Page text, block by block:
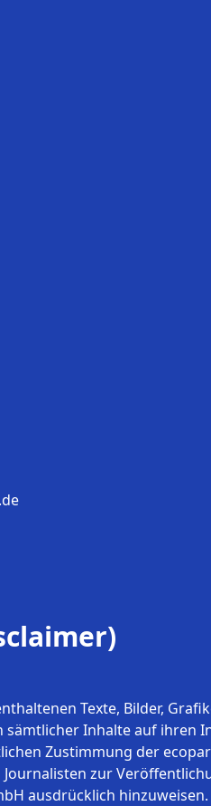
Texte, Bilder,
Inhalte auf
Zustimmung der
zur
ausdrücklich